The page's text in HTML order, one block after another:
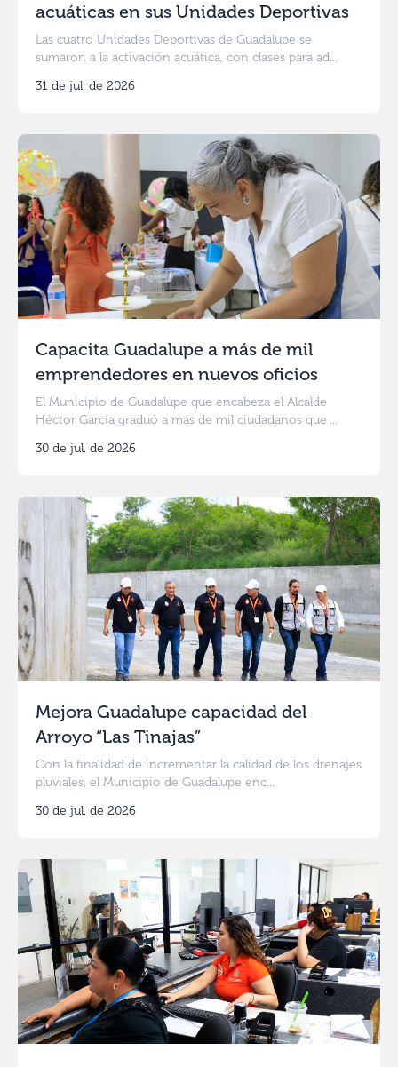
acuáticas en sus Unidades Deportivas
Las cuatro Unidades Deportivas de Guadalupe se
sumaron a la activación acuática, con clases para ad...
31 de jul. de 2026
Capacita Guadalupe a más de mil
emprendedores en nuevos oficios
El Municipio de Guadalupe que encabeza el Alcalde
Héctor García graduó a más de mil ciudadanos que ...
30 de jul. de 2026
Mejora Guadalupe capacidad del
Arroyo “Las Tinajas”
Con la finalidad de incrementar la calidad de los drenajes
pluviales, el Municipio de Guadalupe enc...
30 de jul. de 2026